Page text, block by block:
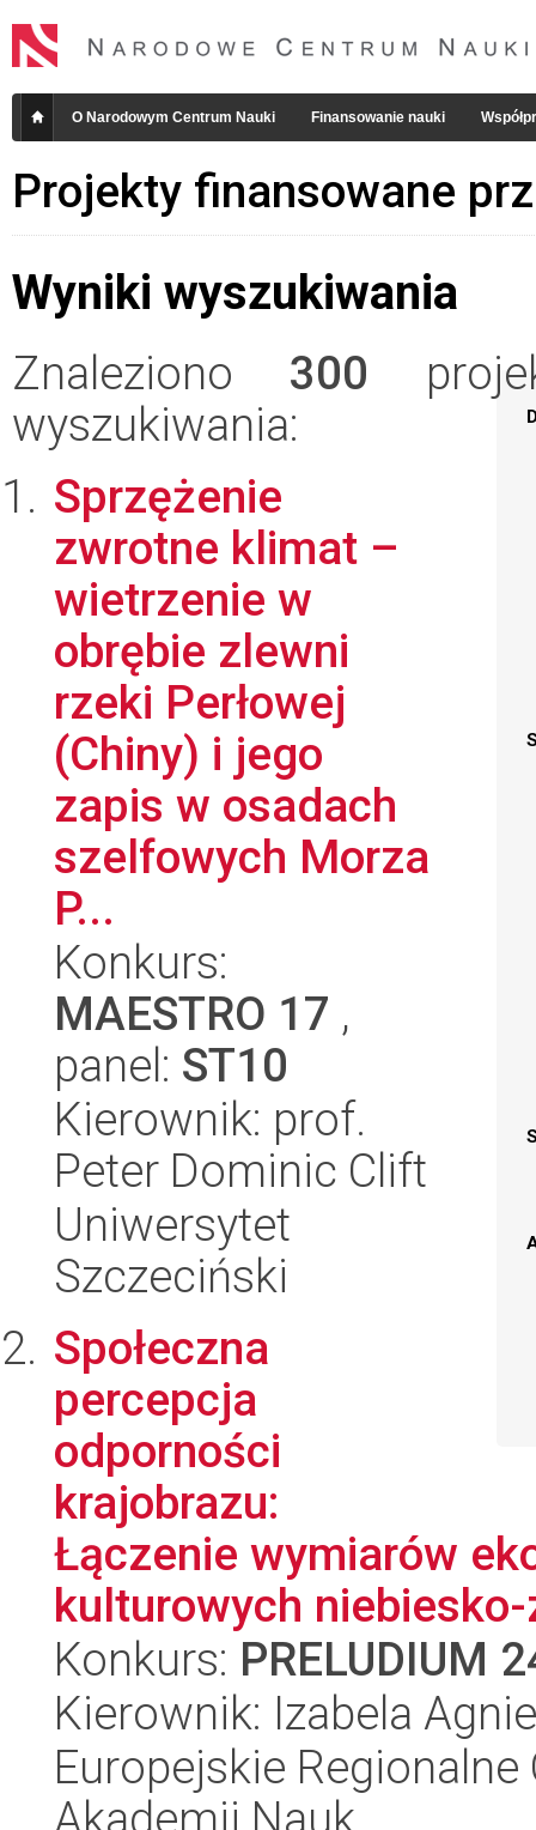
O Narodowym Centrum Nauki Finansowanie nauki
Projekty finansowane
Wyniki wyszukiwania
Znaleziono 300
wyszukiwania:
Sprzężenie
zwrotne klimat –
wietrzenie w
obrębie zlewni
rzeki Perłowej
(Chiny) i jego
zapis w osadach
szelfowych Morza
P...
Konkurs:
MAESTRO 17 ,
panel: ST10
Kierownik: prof.
Peter Dominic Clift
Uniwersytet
Szczeciński
Społeczna
percepcja
odporności
krajobrazu:
Łączenie wymiarów
kulturowych
Konkurs: PRELUDIUM
Kierownik: Izabela
Europejskie
Akademii Nauk